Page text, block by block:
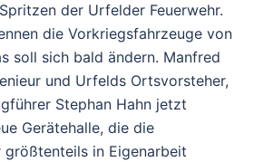
der Urfelder Feuerwehr.
die Vorkriegsfahrzeuge von
soll sich bald ändern. Manfred
und Urfelds Ortsvorsteher,
Stephan Hahn jetzt
Gerätehalle, die die
größtenteils in Eigenarbeit